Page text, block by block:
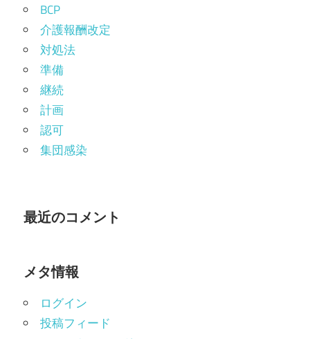
BCP
介護報酬改定
対処法
準備
継続
計画
認可
集団感染
最近のコメント
メタ情報
ログイン
投稿フィード